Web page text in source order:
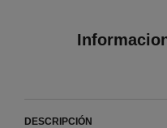
DESCRIPCIÓN